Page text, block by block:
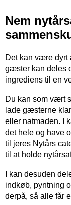
Nem
Det kan være dyrt
gæster kan deles
ingrediens til en
Du kan som vært
lade gæsterne
eller natmaden. I
det hele og have
til jeres Nytårs
til at holde
I kan desuden
indkøb, pyntning
derpå, så alle får